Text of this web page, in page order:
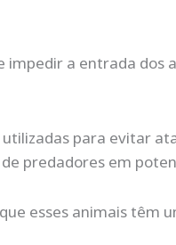
a entrada dos
para evitar
predadores em
esses animais têm